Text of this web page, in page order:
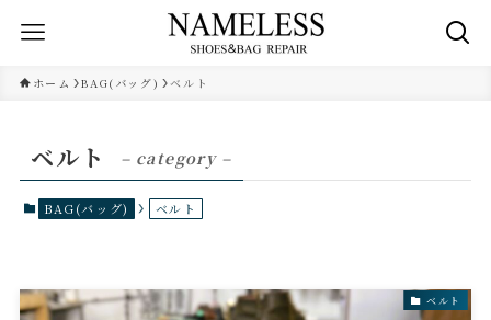
ホーム BAG(バッグ) ベルト
ベルト – category –
BAG(バッグ) ベルト
ベルト